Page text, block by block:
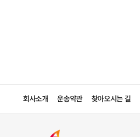
회사소개 운송약관 찾아오시는 길